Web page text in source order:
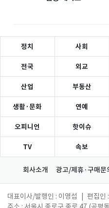
정치 사회
전국 외교
산업 부동산
생활·문화 연예
오피니언 핫이슈
TV 속보
회사소개 광고/제휴·구매문
대표이사/발행인 : 이영섭 편집인